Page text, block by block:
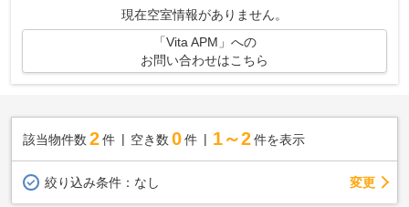
現在空室情報がありません。
「Vita APM」への
お問い合わせはこちら
該当物件数 2件 空き数 0 件 1～2 件を表示
絞り込み条件： なし 変更